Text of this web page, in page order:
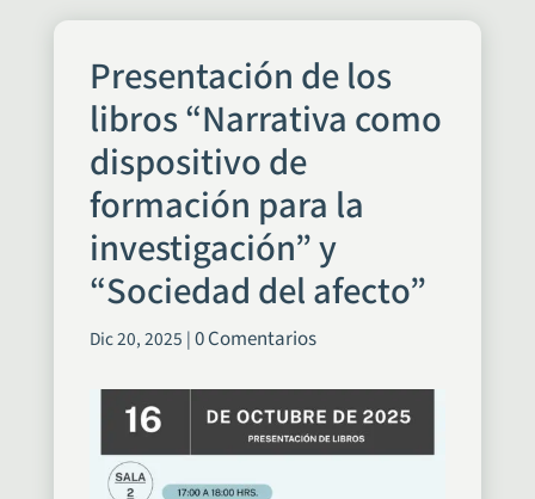
Presentación de los
libros “Narrativa como
dispositivo de
formación para la
investigación” y
“Sociedad del afecto”
Dic 20, 2025 | 0 Comentarios